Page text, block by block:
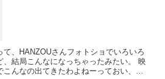
、HANZOUさんフォトショでいろいろ
結局こんなになっちゃったみたい。 映
んなの出てきたわよねーっておい、